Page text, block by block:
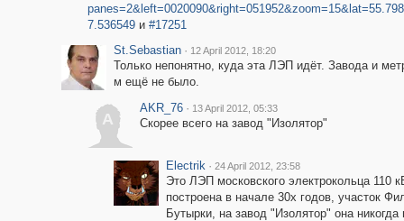
7.536549и #17251
St.Sebastian · 12 April 2012, 18:20
Только непонятно, куда эта ЛЭП идёт. Завода и
м ещё не было.
A
AKR_76 · 13 April 2012, 05:33
Скорее всего на завод "Изолятор"
Electrik · 24 April 2012, 23:58
Это ЛЭП московского электрокольца 110
построена в начале 30х годов, участок
Бутырки, на завод "Изолятор" она никогда